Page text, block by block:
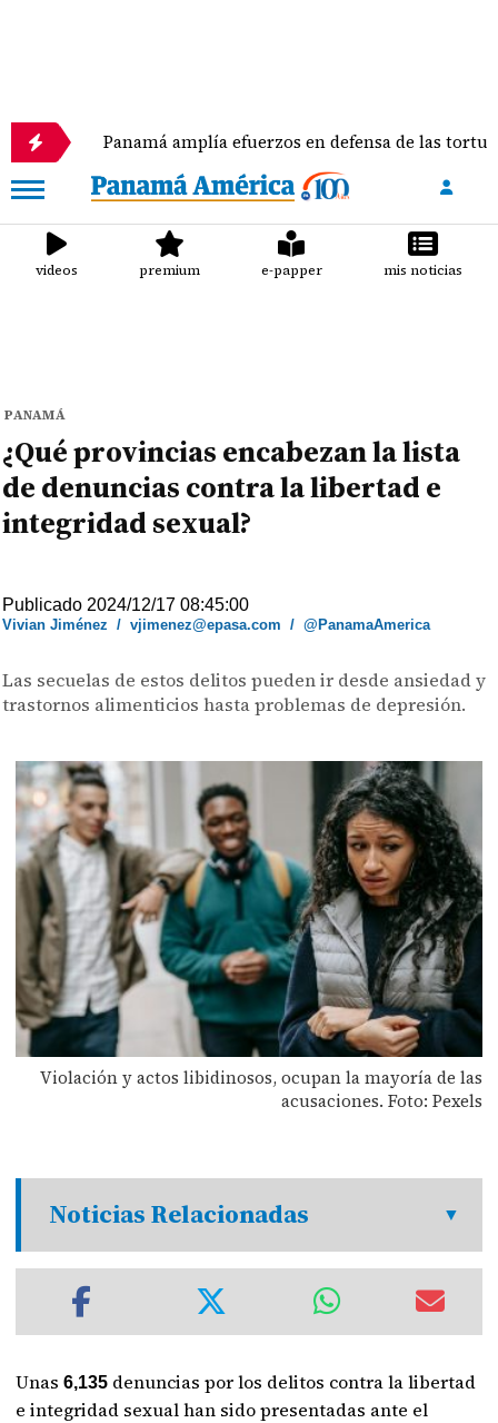
Panamá amplía efuerzos en defensa de las tortugas
videos premium e-papper mis noticias
PANAMÁ
¿Qué provincias encabezan la lista
de denuncias contra la libertad e
integridad sexual?
Publicado 2024/12/17 08:45:00
Vivian Jiménez /vjimenez@epasa.com /@PanamaAmerica
Las secuelas de estos delitos pueden ir desde ansiedad y
trastornos alimenticios hasta problemas de depresión.
Violación y actos libidinosos, ocupan la mayoría de las
acusaciones. Foto: Pexels
Noticias Relacionadas
Unas6,135 denuncias por los delitos contra la libertad
e integridad sexual han sido presentadas ante el